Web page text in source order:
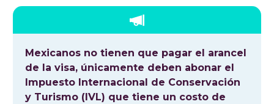
Mexicanos no tienen que pagar el arancel
de la visa, únicamente deben abonar el
Impuesto Internacional de Conservación
y Turismo (IVL) que tiene un costo de